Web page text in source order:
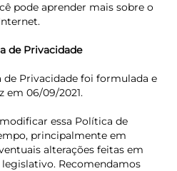
pode aprender mais sobre o
de Privacidade
de Privacidade foi formulada e
em 06/09/2021.
essa Política de
principalmente em
alterações feitas em
Recomendamos